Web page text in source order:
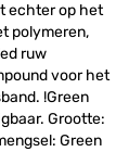
echter op het
polymeren,
ruw
voor het
!Green
Grootte:
Green